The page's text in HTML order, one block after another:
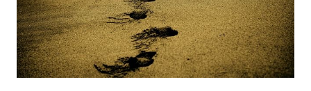
ABREVIADO